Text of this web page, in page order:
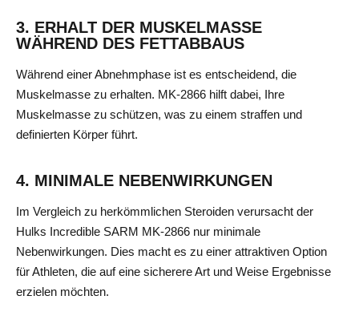
3. ERHALT DER MUSKELMASSE
WÄHREND DES FETTABBAUS
Während einer Abnehmphase ist es entscheidend, die
Muskelmasse zu erhalten. MK-2866 hilft dabei, Ihre
Muskelmasse zu schützen, was zu einem straffen und
definierten Körper führt.
4. MINIMALE NEBENWIRKUNGEN
Im Vergleich zu herkömmlichen Steroiden verursacht der
Hulks Incredible SARM MK-2866 nur minimale
Nebenwirkungen. Dies macht es zu einer attraktiven Option
für Athleten, die auf eine sicherere Art und Weise Ergebnisse
erzielen möchten.